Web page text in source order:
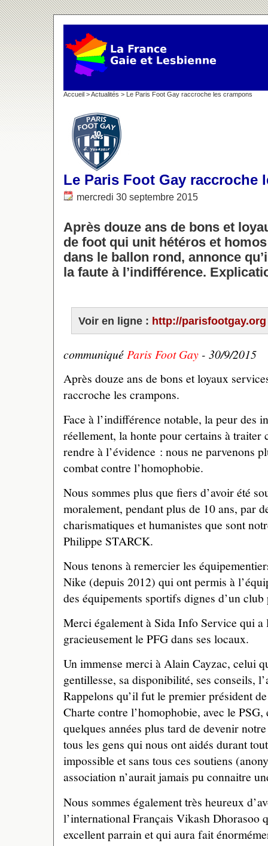
Accueil >Actualités > Le Paris Foot Gay raccroche les crampons
Le Paris Foot Gay raccroche
mercredi 30 septembre 2015
Après douze ans de bons et
de foot qui unit hétéros et
dans le ballon rond, annonce
la faute à l’indifférence.
Voir en ligne : http://parisfootgay.org
communiqué Paris Foot Gay - 30/9/2015
Après douze ans de bons et loyaux
raccroche les crampons.
Face à l’indifférence notable, la peur des
réellement, la honte pour certains à traiter
rendre à l’évidence : nous ne parvenons
combat contre l’homophobie.
Nous sommes plus que fiers d’avoir été
moralement, pendant plus de 10 ans, par
charismatiques et humanistes que sont
Philippe STARCK.
Nous tenons à remercier les
Nike (depuis 2012) qui ont permis à
des équipements sportifs dignes d’un
Merci également à Sida Info Service qui a
gracieusement le PFG dans ses locaux.
Un immense merci à Alain Cayzac, celui
gentillesse, sa disponibilité, ses conseils,
Rappelons qu’il fut le premier président
Charte contre l’homophobie, avec le
quelques années plus tard de devenir
tous les gens qui nous ont aidés durant
impossible et sans tous ces soutiens
association n’aurait jamais pu connaitre
Nous sommes également très heureux
l’international Français Vikash Dhorasoo
excellent parrain et qui aura fait